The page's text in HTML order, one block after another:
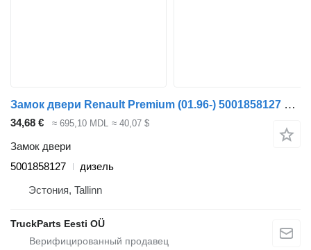
Замок двери Renault Premium (01.96-) 5001858127 для тягача Renault Premium, Premium 2 (1996-2014)
34,68 € ≈ 695,10 MDL ≈ 40,07 $
Замок двери
5001858127
дизель
Эстония, Tallinn
TruckParts Eesti OÜ